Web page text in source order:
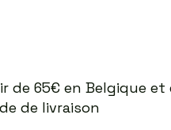
de 65€ en Belgique
de livraison